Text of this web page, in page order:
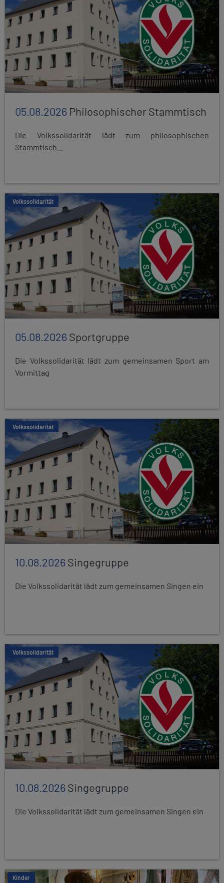
05.08.2026 Philosophischer Stammtisch
Die Volkssolidarität lädt zum philosophischen
Stammtisch...
Volkssolidarität
05.08.2026Sportgruppe
Die Volkssolidarität lädt zum gemeinsamen Sport am
Vormittag
Volkssolidarität
10.08.2026Singegruppe
Die Volkssolidarität lädt zum gemeinsamen Singen ein
Volkssolidarität
10.08.2026Singegruppe
Die Volkssolidarität lädt zum gemeinsamen Singen ein
Kinder